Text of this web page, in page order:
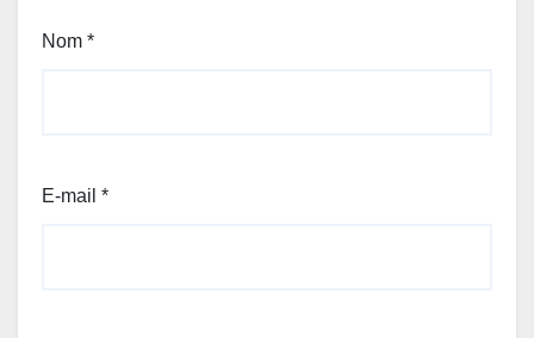
Nom *
E-mail *